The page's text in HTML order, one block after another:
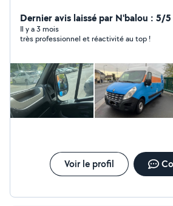
Dernier avis laissé par N'balou : 5/5
Il y a 3 mois
très professionnel et réactivité au top !
Voir le profil